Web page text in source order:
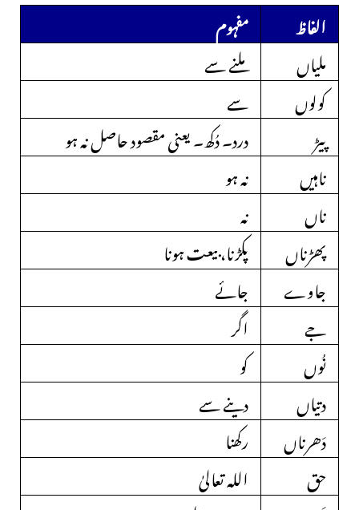
الفاظ
مفہوم
ملیاں
ملنے سے
کولوں
سے
پیڑ
درد۔ دُکھ۔ یعنی مقصود حاصل نہ ہو
ناہیں
نہ ہو
ناں
نہ
پھڑناں
پکڑنا، بیعت ہونا
جاوے
جائے
جے
اگر
نُوں
کو
دتیاں
دینے سے
دَھرناں
رکھنا
حق
اللہ تعالیٰ